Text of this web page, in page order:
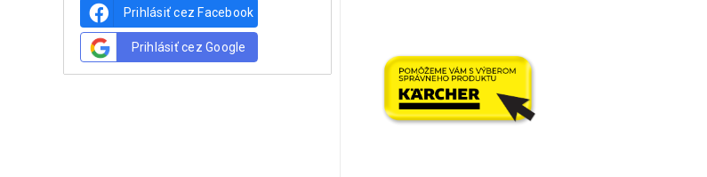
Prihlásiť cez Facebook
Prihlásiť cez Google